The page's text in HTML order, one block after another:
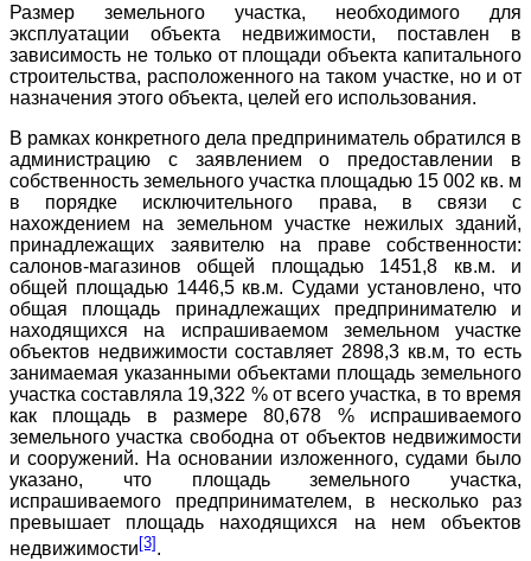
Размер земельного участка, необходимого для
эксплуатации объекта недвижимости, поставлен в
зависимость не только от площади объекта капитального
строительства, расположенного на таком участке, но и от
назначения этого объекта, целей его использования.
В рамках конкретного дела предприниматель обратился в
администрацию с заявлением о предоставлении в
собственность земельного участка площадью 15 002 кв. м
в порядке исключительного права, в связи с
нахождением на земельном участке нежилых зданий,
принадлежащих заявителю на праве собственности:
салонов-магазинов общей площадью 1451,8 кв.м. и
общей площадью 1446,5 кв.м. Судами установлено, что
общая площадь принадлежащих предпринимателю и
находящихся на испрашиваемом земельном участке
объектов недвижимости составляет 2898,3 кв.м, то есть
занимаемая указанными объектами площадь земельного
участка составляла 19,322 % от всего участка, в то время
как площадь в размере 80,678 % испрашиваемого
земельного участка свободна от объектов недвижимости
и сооружений. На основании изложенного, судами было
указано, что площадь земельного участка,
испрашиваемого предпринимателем, в несколько раз
превышает площадь находящихся на нем объектов
недвижимости [3] .